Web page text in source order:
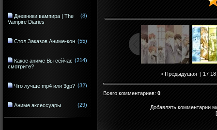
Дневники вампира | The
Vampire Diaries
(8)
Стол Заказов Аниме-кон (55)
Какое аниме Вы сейчас
смотрите?
(214)
Что лучше mp4 или 3gp? (32)
Аниме аксессуары (29)
« Предыдущая | 17 18
Всего комментариев: 0
Добавлять комментарии